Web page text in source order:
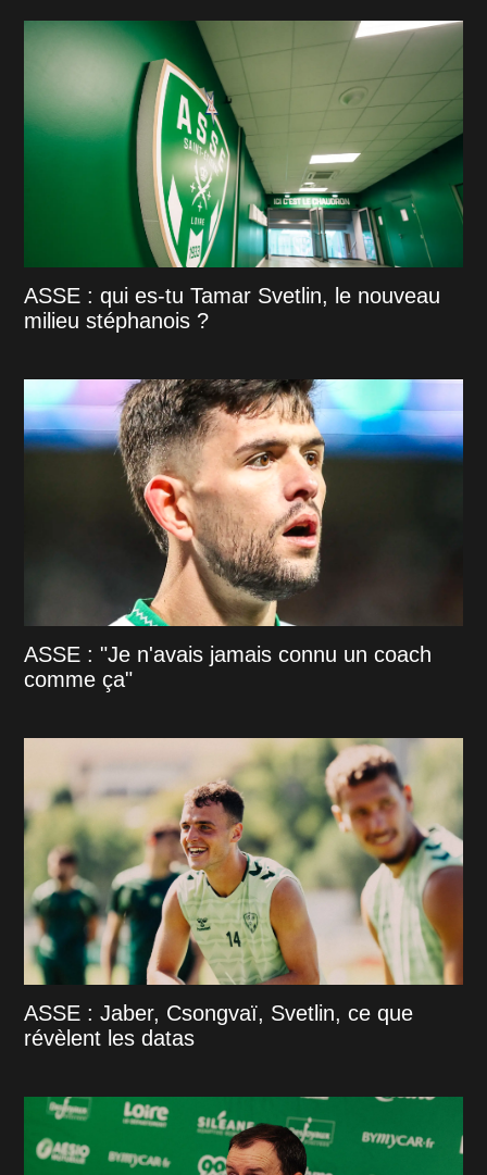
ASSE : qui es-tu Tamar Svetlin, le nouveau
milieu stéphanois ?
ASSE : "Je n'avais jamais connu un coach
comme ça"
ASSE : Jaber, Csongvaï, Svetlin, ce que
révèlent les datas